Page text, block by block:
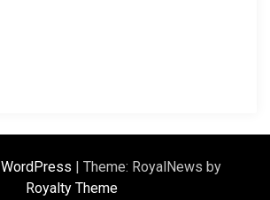
WordPress
Theme: RoyalNews by
Royalty Theme